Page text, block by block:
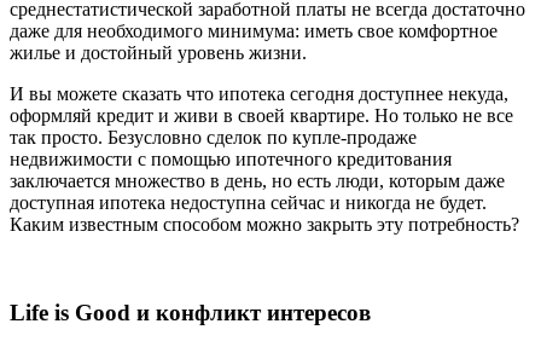
среднестатистической заработной платы не всегда достаточно
даже для необходимого минимума: иметь свое комфортное
жилье и достойный уровень жизни.
И вы можете сказать что ипотека сегодня доступнее некуда,
оформляй кредит и живи в своей квартире. Но только не все
так просто. Безусловно сделок по купле-продаже
недвижимости с помощью ипотечного кредитования
заключается множество в день, но есть люди, которым даже
доступная ипотека недоступна сейчас и никогда не будет.
Каким известным способом можно закрыть эту потребность?
Life is Good и конфликт интересов